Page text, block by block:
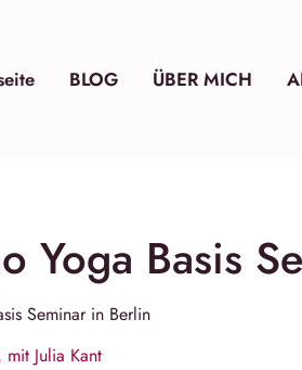
BLOG ÜBER MICH
Yoga Basis
Seminar in Berlin
Julia Kant